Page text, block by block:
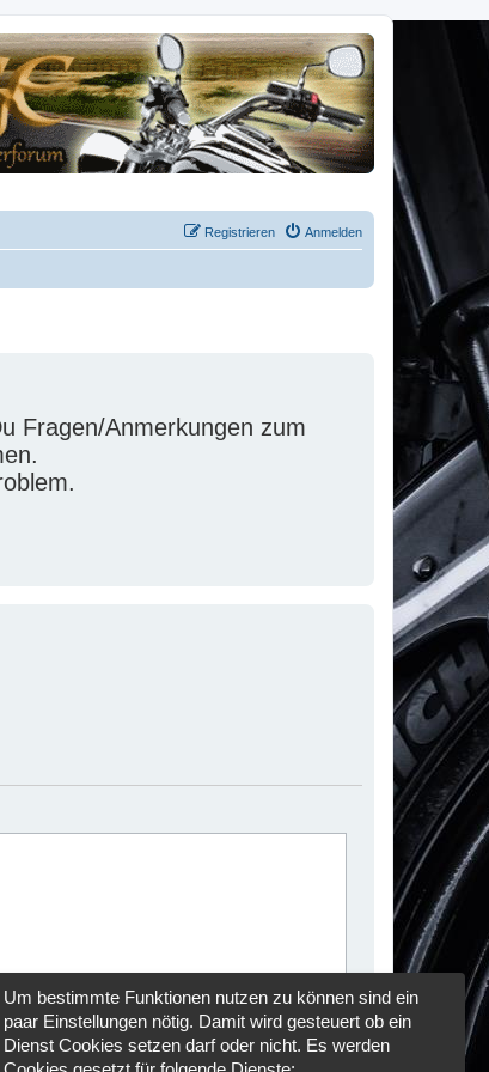
Anmelden
Registrieren
Fragen/Anmerkungen zum
Um bestimmte Funktionen nutzen zu können sind ein
paar Einstellungen nötig. Damit wird gesteuert ob ein
Dienst Cookies setzen darf oder nicht. Es werden